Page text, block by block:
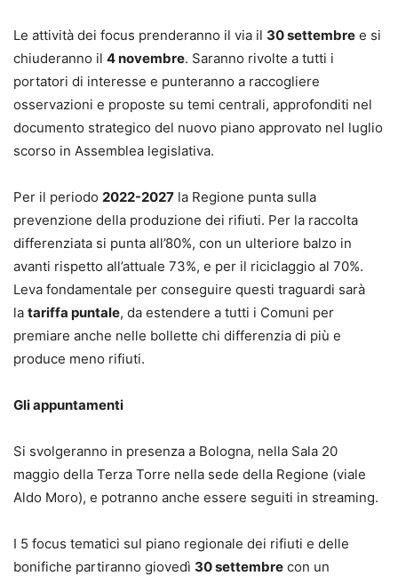
Le attività dei focus prenderanno il via il 30 settembre e si
chiuderanno il 4 novembre. Saranno rivolte a tutti i
portatori di interesse e punteranno a raccogliere
osservazioni e proposte su temi centrali, approfonditi nel
documento strategico del nuovo piano approvato nel luglio
scorso in Assemblea legislativa.
Per il periodo 2022-2027 la Regione punta sulla
prevenzione della produzione dei rifiuti. Per la raccolta
differenziata si punta all’80%, con un ulteriore balzo in
avanti rispetto all’attuale 73%, e per il riciclaggio al 70%.
Leva fondamentale per conseguire questi traguardi sarà
la tariffa puntale, da estendere a tutti i Comuni per
premiare anche nelle bollette chi differenzia di più e
produce meno rifiuti.
Gli appuntamenti
Si svolgeranno in presenza a Bologna, nella Sala 20
maggio della Terza Torre nella sede della Regione (viale
Aldo Moro), e potranno anche essere seguiti in streaming.
I 5 focus tematici sul piano regionale dei rifiuti e delle
bonifiche partiranno giovedì 30 settembre con un